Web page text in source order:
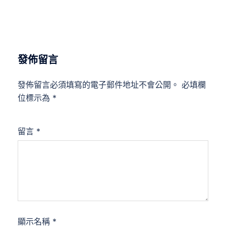
發佈留言
發佈留言必須填寫的電子郵件地址不會公開。 必填欄
位標示為 *
留言 *
顯示名稱 *